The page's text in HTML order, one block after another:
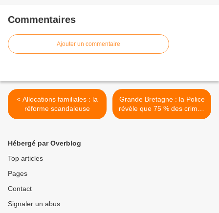
Commentaires
Ajouter un commentaire
< Allocations familiales : la
réforme scandaleuse
Grande Bretagne : la Police
révèle que 75 % des crimes
sexuel sont commis par des
Hébergé par Overblog
Top articles
Pages
Contact
Signaler un abus